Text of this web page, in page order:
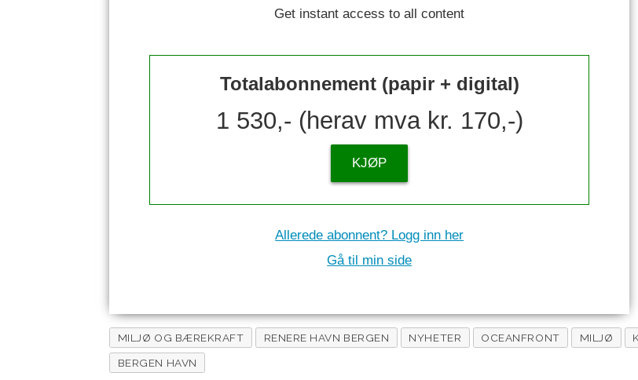
Get instant access to all content
Totalabonnement (papir + digital)
1 530,- (herav mva kr. 170,-)
KJØP
Allerede abonnent? Logg inn her
Gå til min side
MILJØ OG BÆREKRAFT RENERE HAVN BERGEN NYHETER OCEANFRONT MILJØ
BERGEN HAVN